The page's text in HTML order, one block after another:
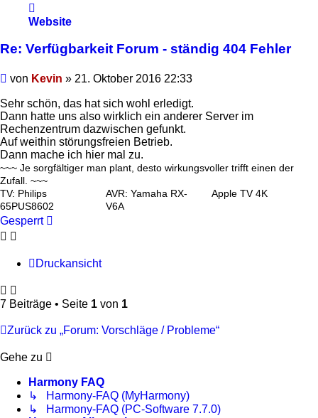
von
Website
Re: Verfügbarkeit Forum - ständig 404 Fehler
Beitrag
von Kevin » 21. Oktober 2016 22:33
Sehr schön, das hat sich wohl erledigt.
Dann hatte uns also wirklich ein anderer Server im
Rechenzentrum dazwischen gefunkt.
Auf weithin störungsfreien Betrieb.
Dann mache ich hier mal zu.
~~~ Je sorgfältiger man plant, desto wirkungsvoller trifft einen der
Zufall. ~~~
TV: Philips
65PUS8602
AVR: Yamaha RX-
V6A
Apple TV 4K
Gesperrt
Druckansicht
7 Beiträge • Seite 1 von 1
Zurück zu „Forum: Vorschläge / Probleme“
Gehe zu
Harmony FAQ
↳ Harmony-FAQ (MyHarmony)
↳ Harmony-FAQ (PC-Software 7.7.0)